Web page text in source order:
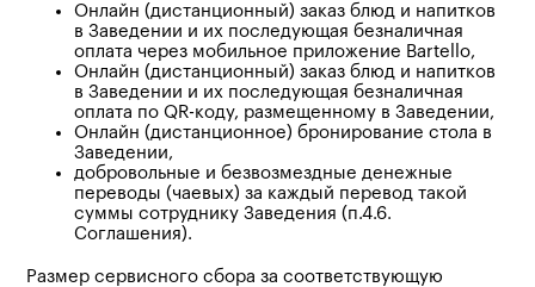
Онлайн (дистанционный) заказ блюд и напитков
в Заведении и их последующая безналичная
оплата через мобильное приложение Bartello,
Онлайн (дистанционный) заказ блюд и напитков
в Заведении и их последующая безналичная
оплата по QR-коду, размещенному в Заведении,
Онлайн (дистанционное) бронирование стола в
Заведении,
добровольные и безвозмездные денежные
переводы (чаевых) за каждый перевод такой
суммы сотруднику Заведения (п.4.6.
Соглашения).
Размер сервисного сбора за соответствующую